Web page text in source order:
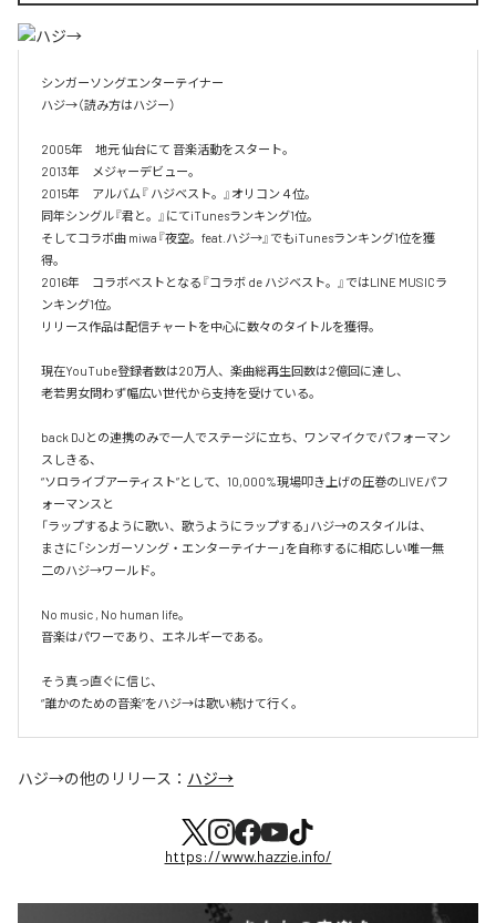
シンガーソングエンターテイナー
ハジ→（読み方はハジー）
2005年　地元 仙台にて 音楽活動をスタート。
2013年　メジャーデビュー。
2015年　アルバム『 ハジベスト。』オリコン４位。
同年シングル『君と。』にてiTunesランキング1位。
そしてコラボ曲 miwa『夜空。feat.ハジ→』でもiTunesランキング1位を獲
得。
2016年　コラボベストとなる『コラボ de ハジベスト。』ではLINE MUSICラ
ンキング1位。
リリース作品は配信チャートを中心に数々のタイトルを獲得。
現在YouTube登録者数は20万人、楽曲総再生回数は2億回に達し、
老若男女問わず幅広い世代から支持を受けている。
back DJとの連携のみで一人でステージに立ち、ワンマイクでパフォーマン
スしきる、
“ソロライブアーティスト”として、10,000%現場叩き上げの圧巻のLIVEパフ
ォーマンスと
「ラップするように歌い、歌うようにラップする」ハジ→のスタイルは、
まさに「シンガーソング・エンターテイナー」を自称するに相応しい唯一無
二のハジ→ワールド。
No music , No human life。
音楽はパワーであり、エネルギーである。
そう真っ直ぐに信じ、
ハジ→の他のリリース： ハジ→
https://www.hazzie.info/